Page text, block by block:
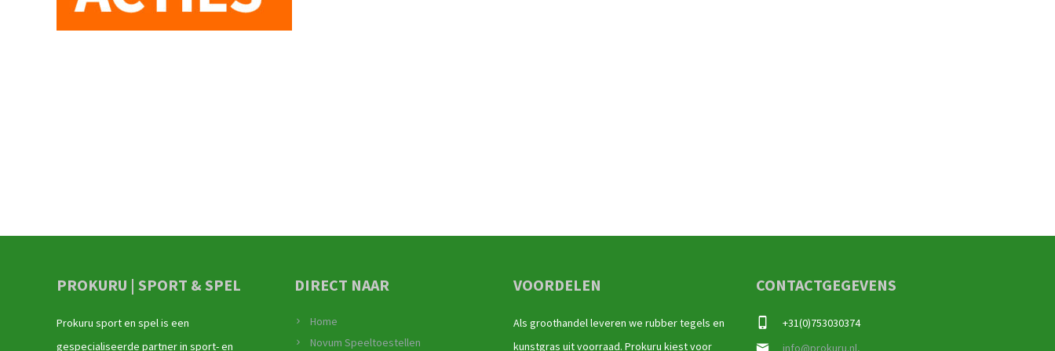
PROKURU | SPORT & SPEL
Prokuru sport en spel is een
gespecialiseerde partner in sport- en
DIRECT NAAR
Home
Novum Speeltoestellen
VOORDELEN
Als groothandel leveren we rubber tegels en
kunstgras uit voorraad. Prokuru kiest voor
CONTACTGEGEVENS
+31(0)753030374
info@prokuru.nl,